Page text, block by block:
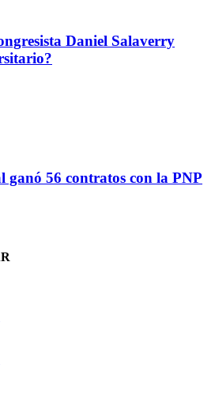
Daniel Salaverry
ganó 56 contratos con la PNP